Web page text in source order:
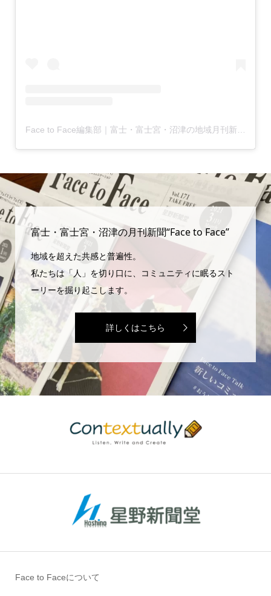
Face to Face編集部｜富士・富士宮・沼津の地域月刊新聞(@facetoface.contextually)がシェアした投稿
富士・富士宮・沼津の月刊新聞“Face to Face”
地域を超えた共感と普遍性。
私たちは「人」を切り口に、コミュニティに眠るスト
ーリーを掘り起こします。
詳しくはこちら
Face to Faceについて